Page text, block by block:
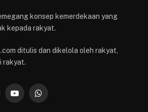
konsep kemerdekaan yang
kepada rakyat.
ditulis dan dikelola oleh rakyat,
rakyat.
YouTubeWhatsApp